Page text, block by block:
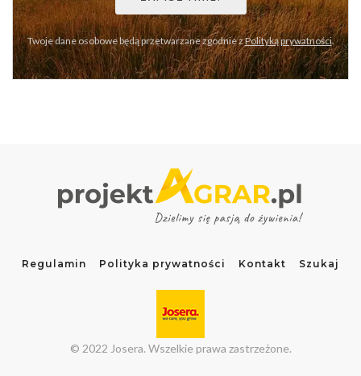
Twoje dane osobowe będą przetwarzane zgodnie zPolityką prywatności.
Regulamin Polityka prywatności Kontakt Szukaj
© 2022 Josera. Wszelkie prawa zastrzeżone.